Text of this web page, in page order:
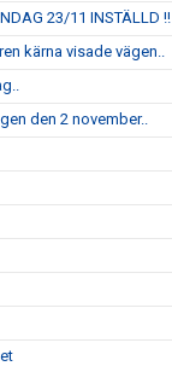
23/11 INSTÄLLD !!
kärna visade vägen..
den 2 november..